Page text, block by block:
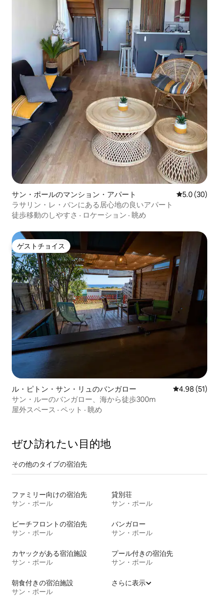
サン・ポールのマンション・アパート レビュー30
5.0 (30)
ラサリン・レ・バンにある居心地の良いアパート
徒歩移動のしやすさ · ロケーション · 眺め
ゲストチョイス
ゲストチョイス
ル・ピトン・サン・リュのバンガロー レビュー51
4.98 (51)
サン・ルーのバンガロー、海から徒歩300m
屋外スペース · ペット · 眺め
ぜひ訪⁠れ⁠た⁠い目⁠的⁠地
その他のタ⁠イ⁠プ⁠の宿⁠泊⁠先
ファミリー向けの宿泊先
サン・ポール
貸別荘
サン・ポール
ビーチフロントの宿泊先
サン・ポール
バンガロー
サン・ポール
カヤックがある宿泊施設
サン・ポール
プール付きの宿泊先
サン・ポール
朝食付きの宿泊施設
サン・ポール
さらに表示